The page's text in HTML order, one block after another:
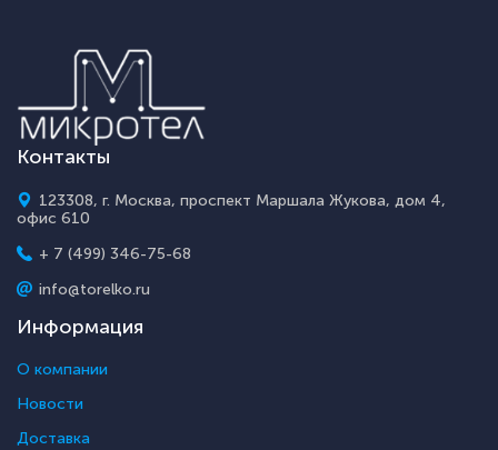
Контакты
123308, г. Москва, проспект Маршала Жукова, дом 4,
офис 610
+ 7 (499) 346-75-68
info@torelko.ru
Информация
О компании
Новости
Доставка